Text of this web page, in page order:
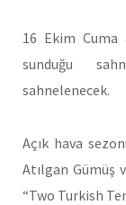
16 Ekim Cuma
sunduğu
sahnelenecek.
Açık hava
Atılgan Gümüş
“Two Turkish